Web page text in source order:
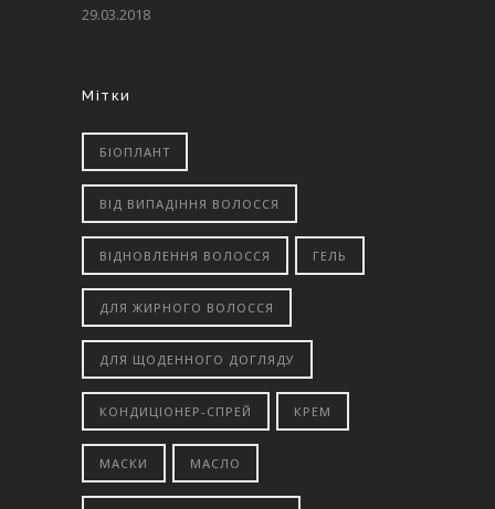
29.03.2018
Мітки
БІОПЛАНТ
ВІД ВИПАДІННЯ ВОЛОССЯ
ВІДНОВЛЕННЯ ВОЛОССЯ ГЕЛЬ
ДЛЯ ЖИРНОГО ВОЛОССЯ
ДЛЯ ЩОДЕННОГО ДОГЛЯДУ
КОНДИЦІОНЕР-СПРЕЙ КРЕМ
МАСКИ МАСЛО